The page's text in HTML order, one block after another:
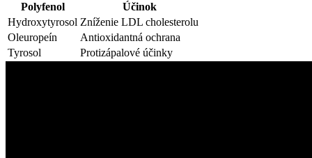
Polyfenol
Účinok
Hydroxytyrosol Zníženie LDL cholesterolu
Oleuropeín
Antioxidantná ochrana
Tyrosol
Protizápalové účinky